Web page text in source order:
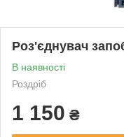
Роз'єднувач
В наявності
Роздріб
1 150 ₴